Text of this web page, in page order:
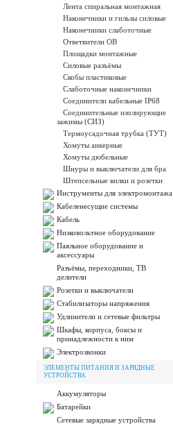
Лента спиральная монтажная
Наконечники и гильзы силовые
Наконечники слаботочные
Ответвители ОВ
Площадки монтажные
Силовые разъёмы
Скобы пластиковые
Слаботочные наконечники
Соединители кабельные IP68
Соединительные изолирующие
зажимы (СИЗ)
Термоусадочная трубка (ТУТ)
Хомуты анкерные
Хомуты дюбельные
Шнуры и выключатели для бра
Штепсельные вилки и розетки
Инструменты для электромонтажа
Кабеленесущие системы
Кабель
Низковольтное оборудование
Паяльное оборудование и
аксессуары
Разъёмы, переходники, ТВ
делители
Розетки и выключатели
Стабилизаторы напряжения
Удлинители и сетевые фильтры
Шкафы, корпуса, боксы и
принадлежности к ним
Электрозвонки
ЭЛЕМЕНТЫ ПИТАНИЯ И ЗАРЯДНЫЕ
УСТРОЙСТВА
Аккумуляторы
Батарейки
Сетевые зарядные устройства